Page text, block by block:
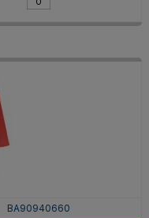
BA90940660